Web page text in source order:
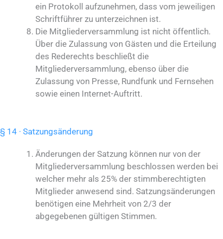
ein Protokoll aufzunehmen, dass vom jeweiligen
Schriftführer zu unterzeichnen ist.
Die Mitgliederversammlung ist nicht öffentlich.
Über die Zulassung von Gästen und die Erteilung
des Rederechts beschließt die
Mitgliederversammlung, ebenso über die
Zulassung von Presse, Rundfunk und Fernsehen
sowie einen Internet-Auftritt.
§ 14 · Satzungsänderung
Änderungen der Satzung können nur von der
Mitgliederversammlung beschlossen werden bei
welcher mehr als 25% der stimmberechtigten
Mitglieder anwesend sind. Satzungsänderungen
benötigen eine Mehrheit von 2/3 der
abgegebenen gültigen Stimmen.